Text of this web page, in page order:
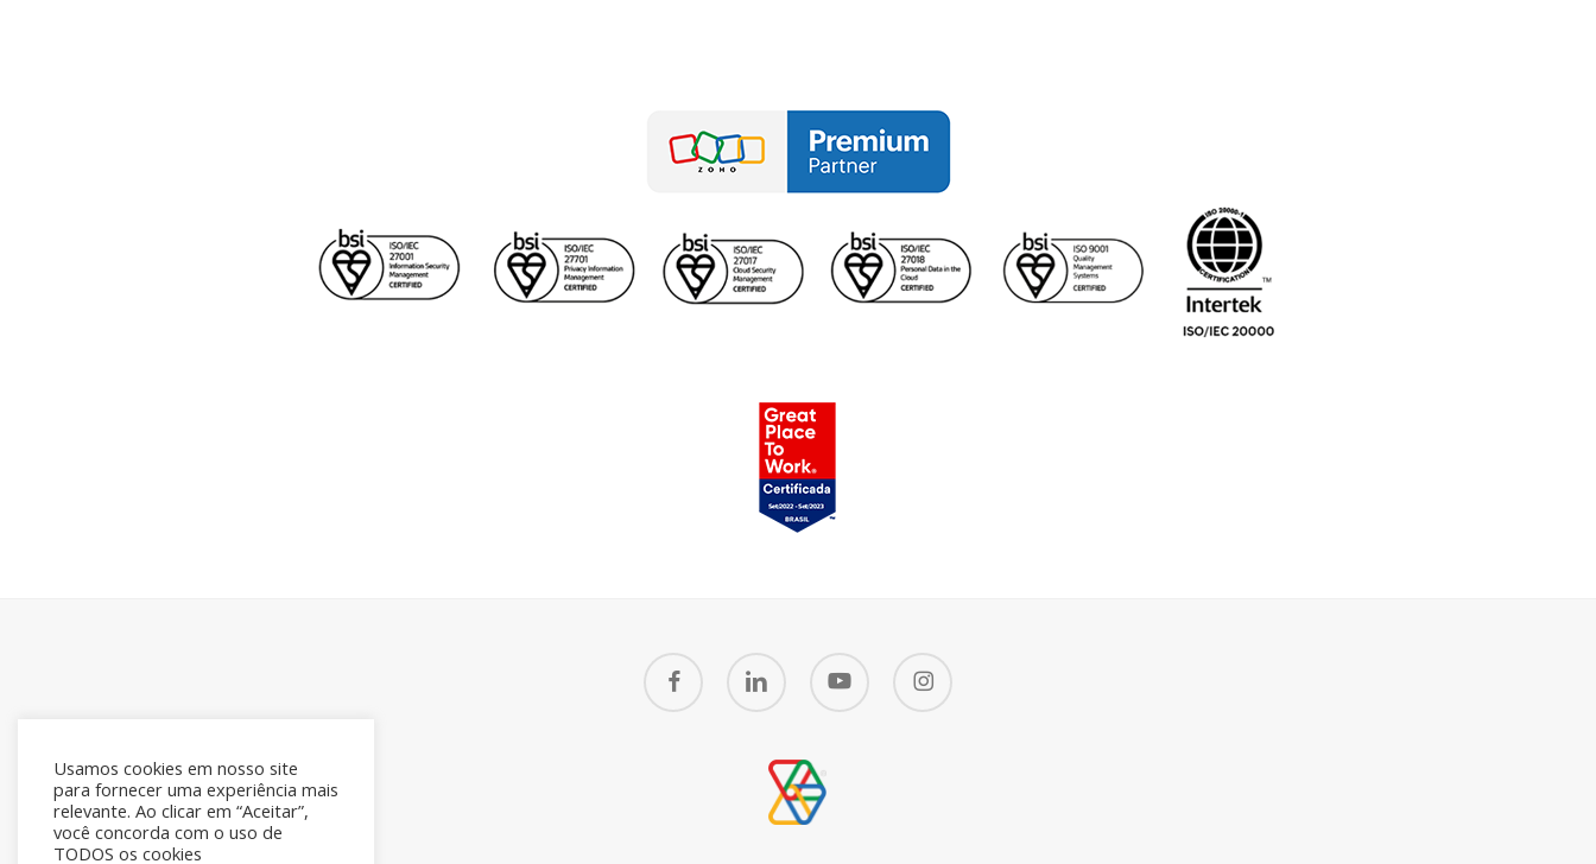
facebook linkedin youtube instagram
Usamos cookies em nosso site
para fornecer uma experiência mais
relevante. Ao clicar em “Aceitar”,
você concorda com o uso de
TODOS os cookies